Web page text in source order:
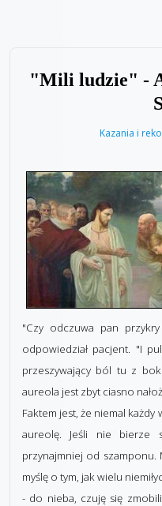
"Mili ludzie" -
Kazania i
"Czy odczuwa pan
odpowiedział pacjent. "I
przeszywający ból tu z
aureola jest zbyt ciasno
Faktem jest, że niemal każdy
aureolę. Jeśli nie
przynajmniej od szamponu.
myślę o tym, jak wielu
- do nieba, czuję się